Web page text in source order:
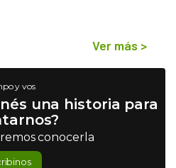
Ver más >
y vos
una historia para
conocerla